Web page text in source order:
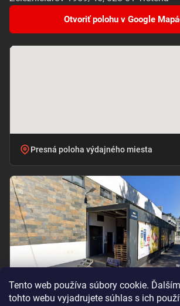
Tento web používa súbory cookie.
tohto webu vyjadrujete súhlas s ich
Otvoriť polohu v Google
Presná poloha výdajného miesta